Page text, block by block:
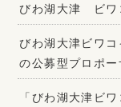
びわ湖大津 ビワ
びわ湖大津ビワ
の公募型プロポ
「びわ湖大津ビ